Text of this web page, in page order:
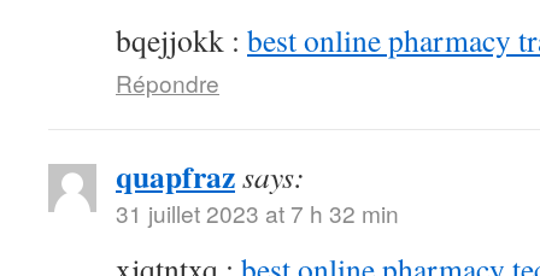
bqejjokk : best online pharmacy
Répondre
quapfrazsays:
31 juillet 2023 at 7 h 32 min